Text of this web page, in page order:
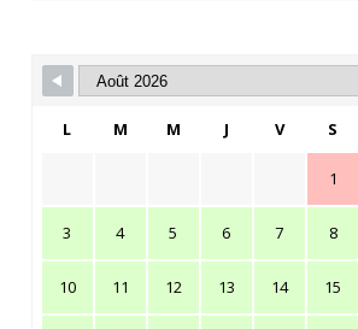
L M M J V S
1
3 4 5 6 7 8
10 11 12 13 14 15